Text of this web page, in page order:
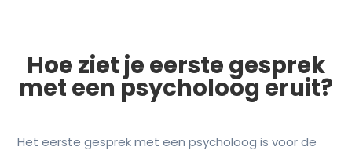
Hoe ziet je eerste gesprek
met een psycholoog eruit?
Het eerste gesprek met een psycholoog is voor de